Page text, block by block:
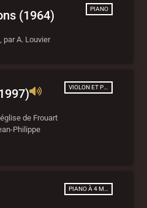
(1964)
par A. Louvier
PIANO
de Frouart
Philippe
VIOLON ET PIANO
PIANO À 4 MAINS